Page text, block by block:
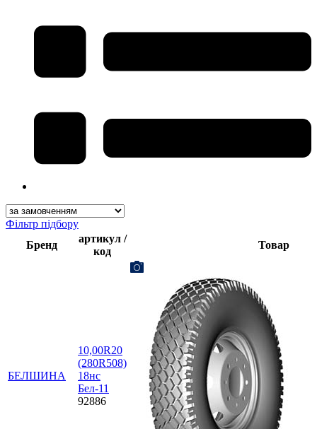
Фільтр підбору
Бренд
артикул /
код
Товар
БЕЛШИНА
10,00R20
(280R508)
18нс
Бел-11
92886